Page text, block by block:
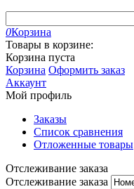
0Корзина
Товары в корзине:
Корзина пуста
Корзина Оформить заказ
Аккаунт
Мой профиль
Заказы
Список сравнения
Отложенные товары
Отслеживание заказа
Отслеживание заказа